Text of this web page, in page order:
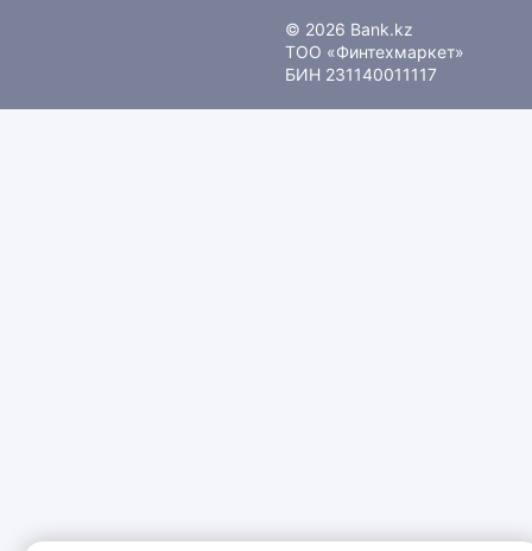
© 2026 Bank.kz
ТОО «Финтехмаркет»
БИН 231140011117